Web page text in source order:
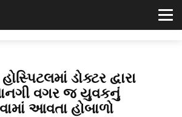
ડોક્ટર દ્વારા
વગર જ યુવકનું
આવતા હોબાળો